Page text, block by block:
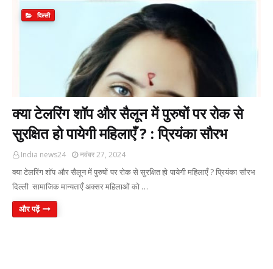
दिल्ली
क्या टेलरिंग शॉप और सैलून में पुरुषों पर रोक से
सुरक्षित हो पायेगी महिलाएँ ? : प्रियंका सौरभ
India news24 नवंबर 27, 2024
क्या टेलरिंग शॉप और सैलून में पुरुषों पर रोक से सुरक्षित हो पायेगी महिलाएँ ? प्रियंका सौरभ
दिल्ली सामाजिक मान्यताएँ अक्सर महिलाओं को …
और पढ़ें